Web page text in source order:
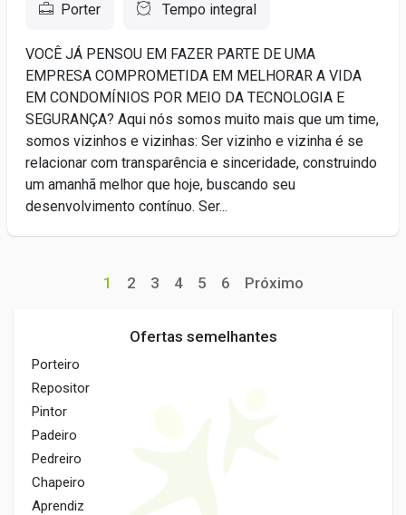
Porter Tempo integral
VOCÊ JÁ PENSOU EM FAZER PARTE DE UMA
EMPRESA COMPROMETIDA EM MELHORAR A VIDA
EM CONDOMÍNIOS POR MEIO DA TECNOLOGIA E
SEGURANÇA? Aqui nós somos muito mais que um time,
somos vizinhos e vizinhas: Ser vizinho e vizinha é se
relacionar com transparência e sinceridade, construindo
um amanhã melhor que hoje, buscando seu
desenvolvimento contínuo. Ser...
1 2 3 4 5 6 Próximo
Ofertas semelhantes
Porteiro
Repositor
Pintor
Padeiro
Pedreiro
Chapeiro
Aprendiz